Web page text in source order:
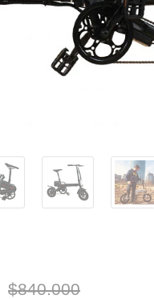
$840.000